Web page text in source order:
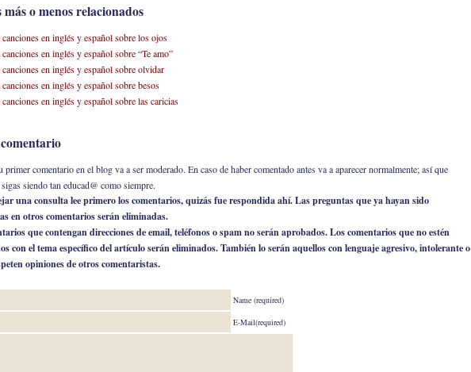
más o menos relacionados
canciones en inglés y español sobre los ojos
canciones en inglés y español sobre “Te amo”
canciones en inglés y español sobre olvidar
canciones en inglés y español sobre besos
canciones en inglés y español sobre las caricias
primer comentario en el blog va a ser moderado. En caso de haber comentado antes va a aparecer normalmente; así que
siendo tan educad@ como siempre.
una consulta lee primero los comentarios, quizás fue respondida ahí. Las preguntas que ya hayan sido
en otros comentarios serán eliminadas.
que contengan direcciones de email, teléfonos o spam no serán aprobados. Los comentarios que no estén
con el tema específico del artículo serán eliminados. También lo serán aquellos con lenguaje agresivo, intolerante o
opiniones de otros comentaristas.
Name (required)
E-Mail(required)